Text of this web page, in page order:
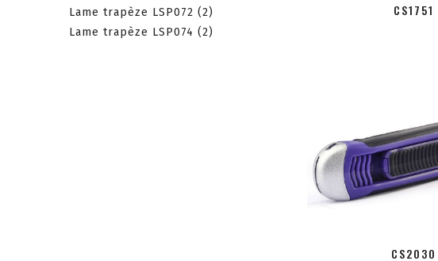
Lame trapèze LSP072 (2)
Lame trapèze LSP074 (2)
CS1751
CS2030